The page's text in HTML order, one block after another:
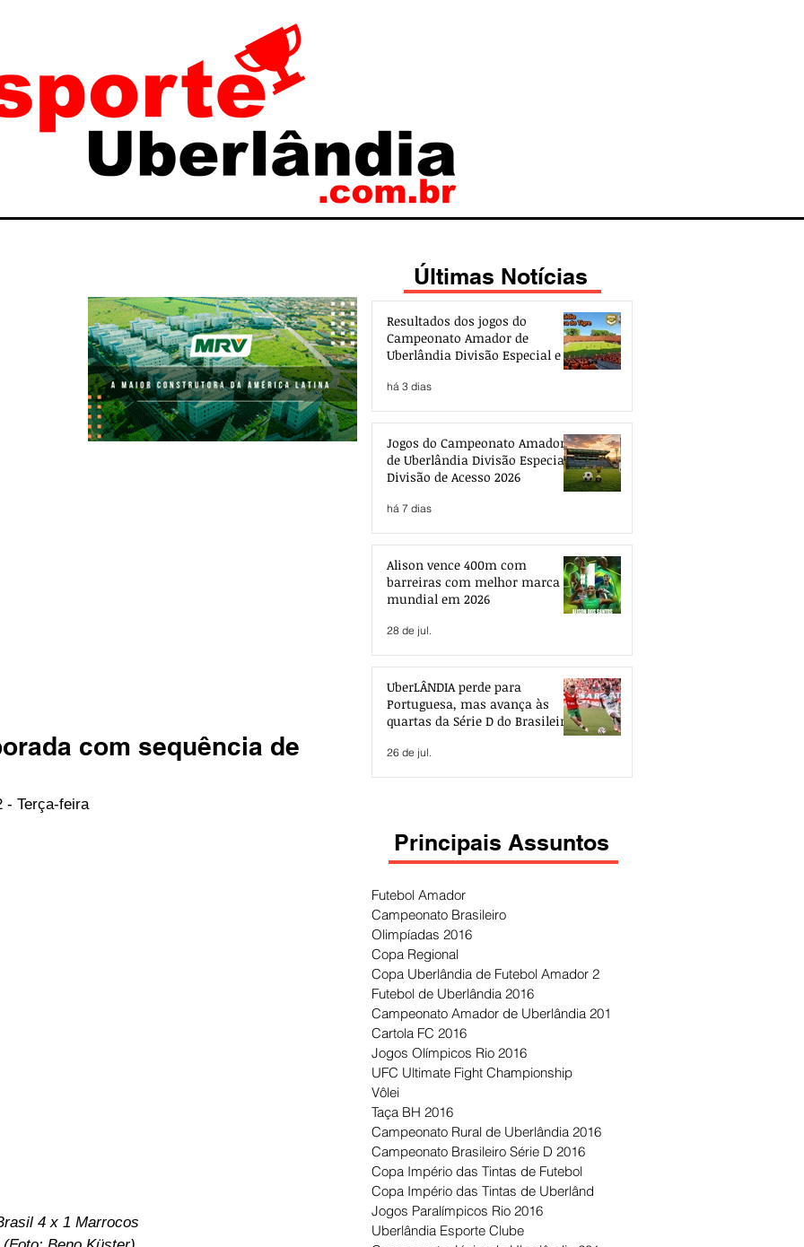
com sequência de
- Terça-feira
4 x 1 Marrocos
Últimas Notícias
Resultados dos jogos do
Campeonato Amador de
Uberlândia Divisão Especial e de
há 3 dias
Jogos do Campeonato Amador
de Uberlândia Divisão Especial e
Divisão de Acesso 2026
há 7 dias
Alison vence 400m com
barreiras com melhor marca
mundial em 2026
28 de jul.
UberLÂNDIA perde para
Portuguesa, mas avança às
quartas da Série D do Brasileiro
26 de jul.
Principais Assuntos
Futebol Amador
Campeonato Brasileiro
Olimpíadas 2016
Copa Regional
Copa Uberlândia de Futebol Amador 2
Futebol de Uberlândia 2016
Campeonato Amador de Uberlândia 201
Cartola FC 2016
Jogos Olímpicos Rio 2016
UFC Ultimate Fight Championship
Vôlei
Taça BH 2016
Campeonato Rural de Uberlândia 2016
Campeonato Brasileiro Série D 2016
Copa Império das Tintas de Futebol
Copa Império das Tintas de Uberlând
Jogos Paralímpicos Rio 2016
Uberlândia Esporte Clube